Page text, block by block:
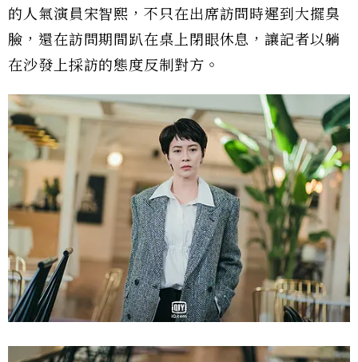
的人氣演員宋智熙，不只在出席訪問時遲到大擺臭
臉，還在訪問期間趴在桌上閉眼休息，讓記者以躺
在沙發上採訪的態度反制對方。